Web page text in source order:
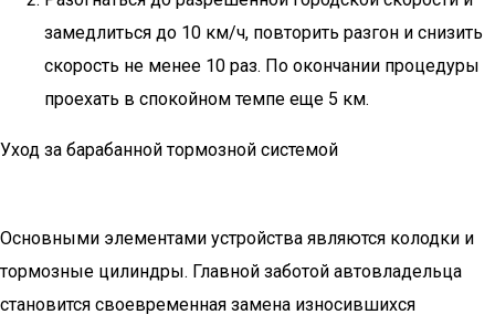
замедлиться до 10 км/ч, повторить разгон и снизить
скорость не менее 10 раз. По окончании процедуры
проехать в спокойном темпе еще 5 км.
Уход за барабанной тормозной системой
Основными элементами устройства являются колодки и
тормозные цилиндры. Главной заботой автовладельца
становится своевременная замена износившихся